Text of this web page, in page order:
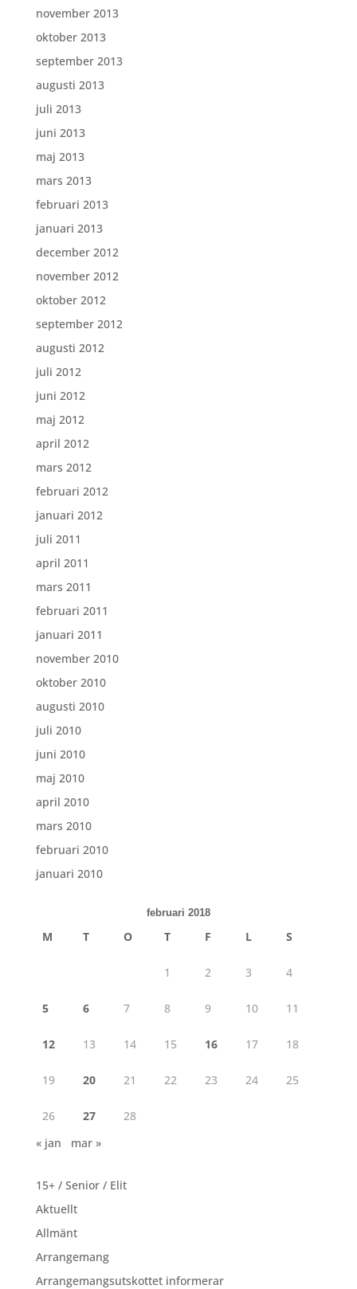
november 2013
oktober 2013
september 2013
augusti 2013
juli 2013
juni 2013
maj 2013
mars 2013
februari 2013
januari 2013
december 2012
november 2012
oktober 2012
september 2012
augusti 2012
juli 2012
juni 2012
maj 2012
april 2012
mars 2012
februari 2012
januari 2012
juli 2011
april 2011
mars 2011
februari 2011
januari 2011
november 2010
oktober 2010
augusti 2010
juli 2010
juni 2010
maj 2010
april 2010
mars 2010
februari 2010
januari 2010
februari 2018
M T O T F L S
1 2 3 4
5 6 7 8 9 10 11
12 13 14 15 16 17 18
19 20 21 22 23 24 25
26 27
28
« jan
mar »
15+ / Senior / Elit
Aktuellt
Allmänt
Arrangemang
Arrangemangsutskottet informerar